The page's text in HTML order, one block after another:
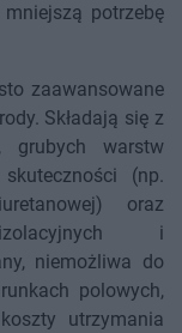
potrzebę
zaawansowane
Składają się z
grubych warstw
(np.
oraz
i
niemożliwa do
polowych,
utrzymania